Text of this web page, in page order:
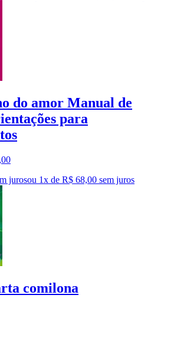
do amor Manual de
para
,00
jurosou 1x de R$ 68,00 sem juros
comilona